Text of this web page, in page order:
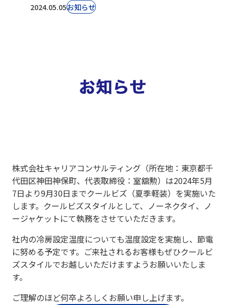
2024.05.05お知らせ
株式会社キャリアコンサルティング（所在地：東京都千
代田区神田神保町、代表取締役：室舘勲）は2024年5月
7日より9月30日までクールビズ（夏季軽装）を実施いた
します。クールビズスタイルとして、ノーネクタイ、ノ
ージャケットにて執務をさせていただきます。
社内の冷房設定温度についても温度設定を実施し、節電
に努める予定です。ご来社されるお客様もぜひクールビ
ズスタイルでお越しいただけますようお願いいたしま
す。
ご理解のほど何卒よろしくお願い申し上げます。